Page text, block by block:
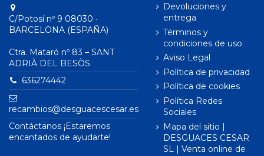
C/Potosí nº 9 08030 ·
BARCELONA (ESPAÑA)
Ctra. Mataró nº 83 – SANT
ADRIÀ DEL BESÒS
636274442
recambios@desguacescesar.es
Contáctanos ¡Estaremos
encantados de ayudarte!
Devoluciones y
entrega
Términos y
condiciones de uso
Aviso Legal
Política de privacidad
Política de cookies
Política Redes
Sociales
Mapa del sitio |
DESGUACES CESAR
SL | Venta online de